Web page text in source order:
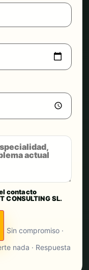
contacto
SL.
Sin compromiso ·
nada · Respuesta